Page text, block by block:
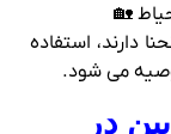
🏡
دارند، استفاده
می‌ شود.
در